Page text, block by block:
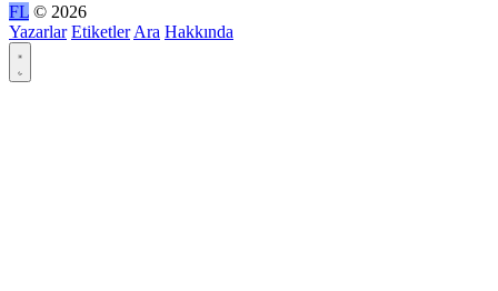
FL © 2026
Yazarlar Etiketler Ara Hakkında